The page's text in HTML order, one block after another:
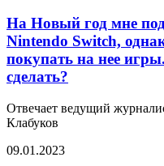
На Новый год мне
Nintendo Switch,
покупать на нее
сделать?
Отвечает ведущий
Клабуков
09.01.2023